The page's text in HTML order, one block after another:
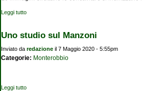
Leggi tutto
Uno studio sul Manzoni
Inviato da redazione il 7 Maggio 2020 - 5:55pm
Categorie: Monterobbio
Leggi tutto